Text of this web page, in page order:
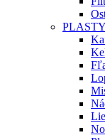
PLASTY